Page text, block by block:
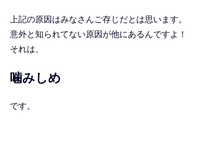
上記の原因はみなさんご存じだとは思います。
意外と知られてない原因が他にあるんですよ！
それは、
噛みしめ
です。